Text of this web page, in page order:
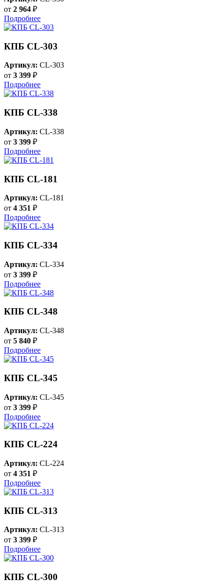
от 2 964 ₽
Подробнее
КПБ CL-303
Артикул: CL-303
от 3 399 ₽
Подробнее
КПБ CL-338
Артикул: CL-338
от 3 399 ₽
Подробнее
КПБ CL-181
Артикул: CL-181
от 4 351 ₽
Подробнее
КПБ CL-334
Артикул: CL-334
от 3 399 ₽
Подробнее
КПБ CL-348
Артикул: CL-348
от 5 840 ₽
Подробнее
КПБ CL-345
Артикул: CL-345
от 3 399 ₽
Подробнее
КПБ CL-224
Артикул: CL-224
от 4 351 ₽
Подробнее
КПБ CL-313
Артикул: CL-313
от 3 399 ₽
Подробнее
КПБ CL-300